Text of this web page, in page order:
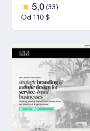
5,0 (33)
Od 110 $